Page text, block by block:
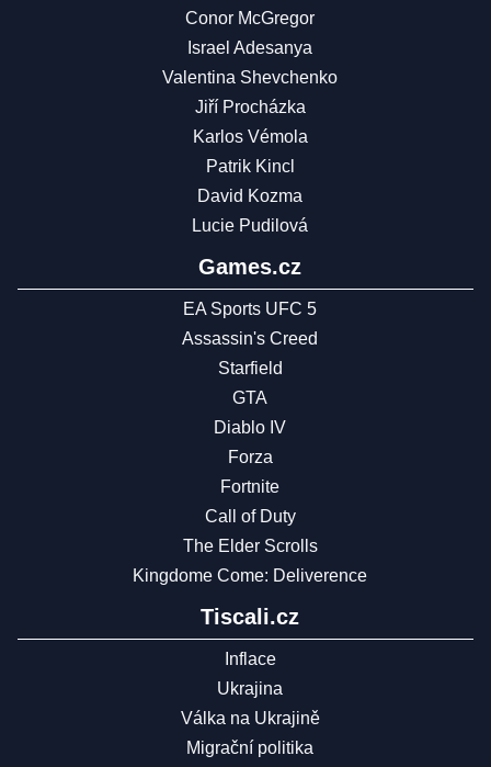
Conor McGregor
Israel Adesanya
Valentina Shevchenko
Jiří Procházka
Karlos Vémola
Patrik Kincl
David Kozma
Lucie Pudilová
Games.cz
EA Sports UFC 5
Assassin's Creed
Starfield
GTA
Diablo IV
Forza
Fortnite
Call of Duty
The Elder Scrolls
Kingdome Come: Deliverence
Tiscali.cz
Inflace
Ukrajina
Válka na Ukrajině
Migrační politika